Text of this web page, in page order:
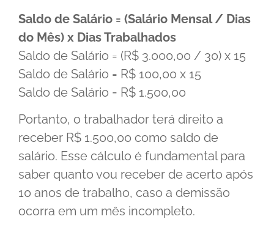
Saldo de Salário = (Salário Mensal / Dias
do Mês) x Dias Trabalhados
Saldo de Salário = (R$ 3.000,00 / 30) x 15
Saldo de Salário = R$ 100,00 x 15
Saldo de Salário = R$ 1.500,00
Portanto, o trabalhador terá direito a
receber R$ 1.500,00 como saldo de
salário. Esse cálculo é fundamental para
saber quanto vou receber de acerto após
10 anos de trabalho, caso a demissão
ocorra em um mês incompleto.